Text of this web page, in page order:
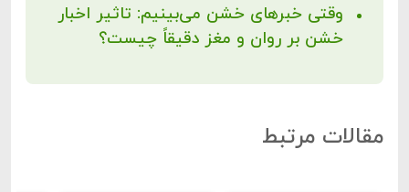
وقتی خبرهای خشن می‌بینیم: تاثیر اخبار
خشن بر روان و مغز دقیقاً چیست؟
مقالات مرتبط